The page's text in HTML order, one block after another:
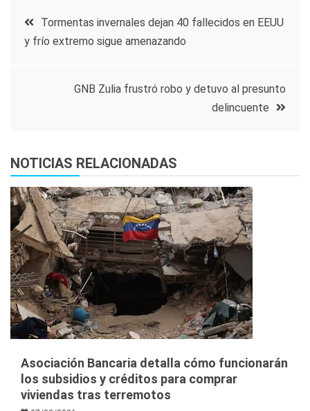
Navegación
de
entradas
Tormentas invernales dejan 40 fallecidos en EEUU
y frío extremo sigue amenazando
GNB Zulia frustró robo y detuvo al presunto
delincuente
NOTICIAS RELACIONADAS
Asociación Bancaria detalla cómo funcionarán
los subsidios y créditos para comprar
viviendas tras terremotos